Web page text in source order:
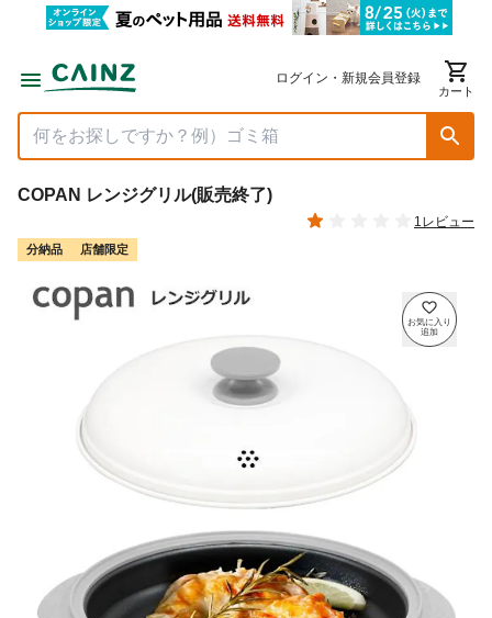
ログイン・新規会員登録
カート
COPAN レンジグリル(販売終了)
1レビュー
分納品 店舗限定